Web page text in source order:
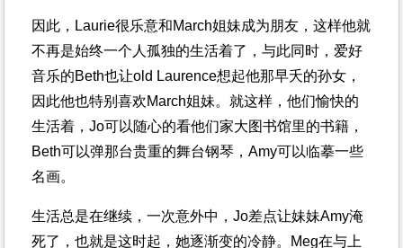
因此，Laurie很乐意和March姐妹成为朋友，这样他就
不再是始终一个人孤独的生活着了，与此同时，爱好
音乐的Beth也让old Laurence想起他那早夭的孙女，
因此他也特别喜欢March姐妹。就这样，他们愉快的
生活着，Jo可以随心的看他们家大图书馆里的书籍，
Beth可以弹那台贵重的舞台钢琴，Amy可以临摹一些
名画。
生活总是在继续，一次意外中，Jo差点让妹妹Amy淹
死了，也就是这时起，她逐渐变的冷静。Meg在与上